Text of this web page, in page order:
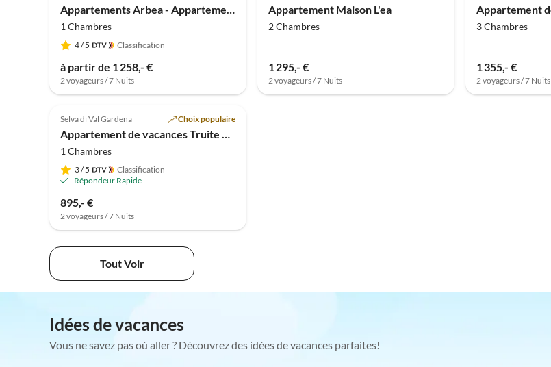
Appartements Arbea - Appartement de vacances Siëla
1 Chambres
4/ 5 Classification
à partir de 1 258,- €
2 voyageurs / 7 Nuits
Appartement Maison L'ea
2 Chambres
1 295,- €
2 voyageurs / 7 Nuits
3 Chambres
1 355,- €
2 voyageurs / 7 Nuits
Selva di Val Gardena Choix populaire
Appartement de vacances Truite Grand Appartement avec Jardin
1 Chambres
3/ 5
Classification
Répondeur Rapide
895,- €
2 voyageurs / 7 Nuits
Tout Voir
Idées de vacances
Vous ne savez pas où aller ? Découvrez des idées de vacances parfaites!